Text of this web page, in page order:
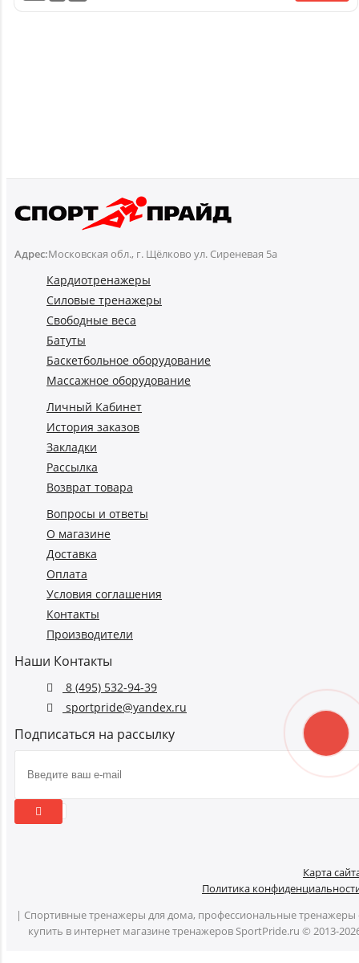
Адрес:Московская обл., г. Щёлково ул. Сиреневая 5а
Кардиотренажеры
Силовые тренажеры
Свободные веса
Батуты
Баскетбольное оборудование
Массажное оборудование
Личный Кабинет
История заказов
Закладки
Рассылка
Возврат товара
Вопросы и ответы
О магазине
Доставка
Оплата
Условия соглашения
Контакты
Производители
Наши Контакты
8 (495) 532-94-39
sportpride@yandex.ru
Подписаться на рассылку
Карта
Политика
| Спортивные тренажеры для дома, профессиональные тренажеры
купить в интернет магазине тренажеров SportPride.ru © 2013-